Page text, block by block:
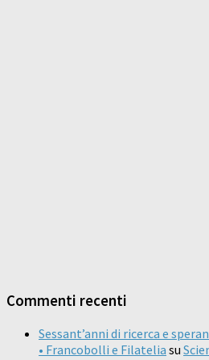
Commenti recenti
Sessant’anni di ricerca e
• Francobolli e Filatelia su